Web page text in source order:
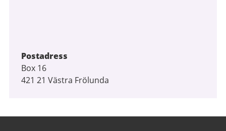
Postadress
Box 16
421 21 Västra Frölunda